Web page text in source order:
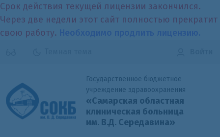
Срок действия текущей лицензии закончился.
Через две недели этот сайт полностью прекратит
свою работу.
Государственное бюджетное
учреждение здравоохранения
«Самарская областная
клиническая больница
им. В.Д. Середавина»